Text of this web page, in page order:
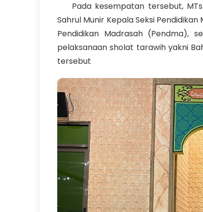
Pada kesempatan tersebut,
Sahrul Munir Kepala Seksi
Pendidikan Madrasah (Pendma),
pelaksanaan sholat tarawih yakni
tersebut